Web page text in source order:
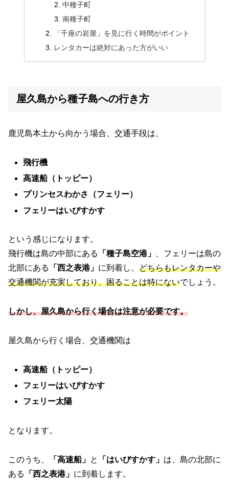
中種子町
南種子町
「千座の岩屋」を見に行く時間がポイント
レンタカーは絶対にあった方がいい
屋久島から種子島への行き方
鹿児島本土から向かう場合、交通手段は、
飛行機
高速船（トッピー）
プリンセスわかさ（フェリー）
フェリーはいびすかす
という感じになります。
飛行機は島の中部にある
「種子島空港」
、フェリーは島の
北部にある
「西之表港」 に到着し、 どちらもレンタカーや
交通機関が充実しており、困ることは特にないでしょう。
しかし、屋久島から行く場合は注意が必要です。
屋久島から行く場合、交通機関は
高速船（トッピー）
フェリーはいびすかす
フェリー太陽
となります。
このうち、 「高速船」 と 「はいびすかす」 は、島の北部に
ある
「西之表港」 に到着します。